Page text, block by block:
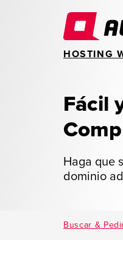
HOSTING
Fácil
Haga que
dominio
Buscar &